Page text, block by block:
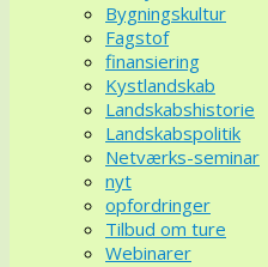
Bygningskultur
Fagstof
finansiering
Kystlandskab
Landskabshistorie
Landskabspolitik
Netværks-seminar
nyt
opfordringer
Tilbud om ture
Webinarer